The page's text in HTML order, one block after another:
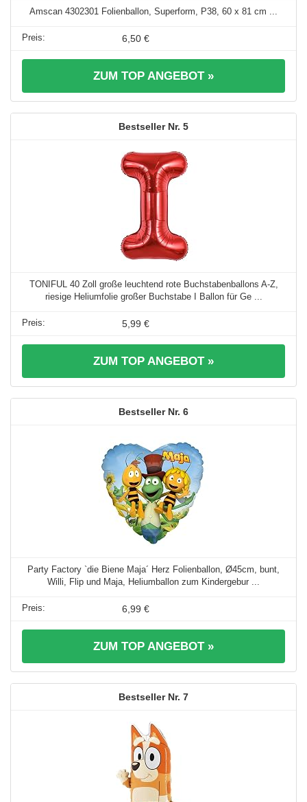
Amscan 4302301 Folienballon, Superform, P38, 60 x 81 cm ...
6,50 €
ZUM TOP ANGEBOT »
5
TONIFUL 40 Zoll große leuchtend rote Buchstabenballons A-Z,
riesige Heliumfolie großer Buchstabe I Ballon für Ge ...
5,99 €
ZUM TOP ANGEBOT »
6
Party Factory `die Biene Maja´ Herz Folienballon, Ø45cm, bunt,
Willi, Flip und Maja, Heliumballon zum Kindergebur ...
6,99 €
ZUM TOP ANGEBOT »
7